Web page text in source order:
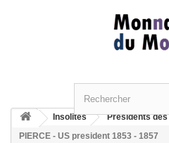
Insolites Présidents des
PIERCE - US president 1853 - 1857